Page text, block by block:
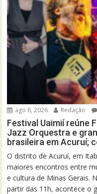
ago 6, 2026 Redação
Festival Uaimií reúne
Jazz Orquestra e
brasileira em Acuruí;
O distrito de Acuruí, em
maiores encontros entre
e cultura de Minas Gerais.
partir das 11h, acontece o